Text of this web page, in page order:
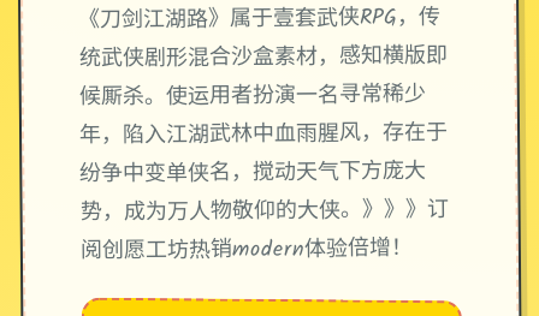
《刀剑江湖路》属于壹套武侠RPG，传
统武侠剧形混合沙盒素材，感知横版即
候厮杀。使运用者扮演一名寻常稀少
年，陷入江湖武林中血雨腥风，存在于
纷争中变单侠名，搅动天气下方庞大
势，成为万人物敬仰的大侠。》》》订
阅创愿工坊热销modern体验倍增！